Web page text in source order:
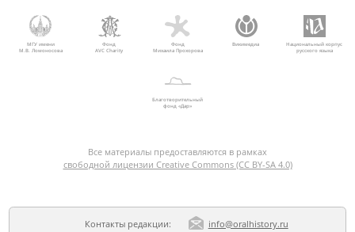
МГУ имени
М.В. Ломоносова
Фонд
AVC Charity
Фонд
Михаила Прохорова
Викимедиа
Национальный корпус
русского языка
Благотворительный
фонд «Дар»
Все материалы предоставляются в рамках
свободной лицензии Creative Commons (CC BY-SA 4.0)
Контакты редакции: info@oralhistory.ru